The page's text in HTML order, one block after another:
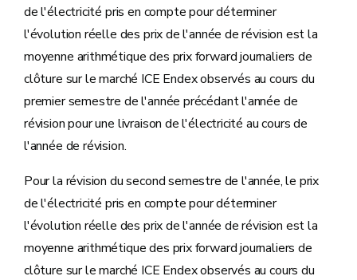
de l'électricité pris en compte pour déterminer
l'évolution réelle des prix de l'année de révision est la
moyenne arithmétique des prix forward journaliers de
clôture sur le marché ICE Endex observés au cours du
premier semestre de l'année précédant l'année de
révision pour une livraison de l'électricité au cours de
l'année de révision.
Pour la révision du second semestre de l'année, le prix
de l'électricité pris en compte pour déterminer
l'évolution réelle des prix de l'année de révision est la
moyenne arithmétique des prix forward journaliers de
clôture sur le marché ICE Endex observés au cours du